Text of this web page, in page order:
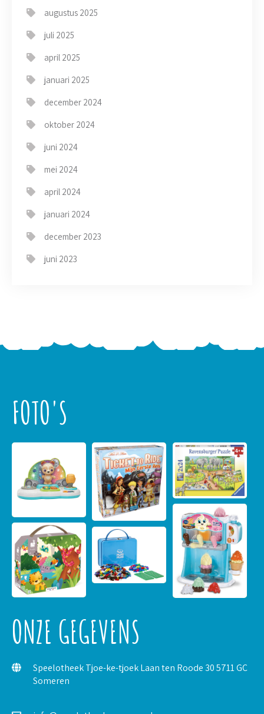
augustus 2025
juli 2025
april 2025
januari 2025
december 2024
oktober 2024
juni 2024
mei 2024
april 2024
januari 2024
december 2023
juni 2023
FOTO'S
ONZE GEGEVENS
Speelotheek Tjoe-ke-tjoek Laan ten Roode 30 5711 GC
Someren